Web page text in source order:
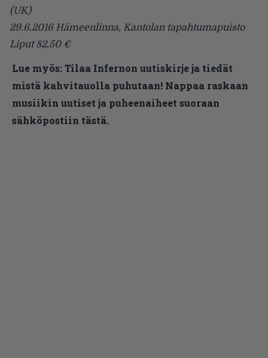
(UK)
29.6.2016 Hämeenlinna, Kantolan tapahtumapuisto
Liput 82,50 €
Lue myös:Tilaa Infernon uutiskirje ja tiedät
mistä kahvitauolla puhutaan! Nappaa raskaan
musiikin uutiset ja puheenaiheet suoraan
sähköpostiin tästä.